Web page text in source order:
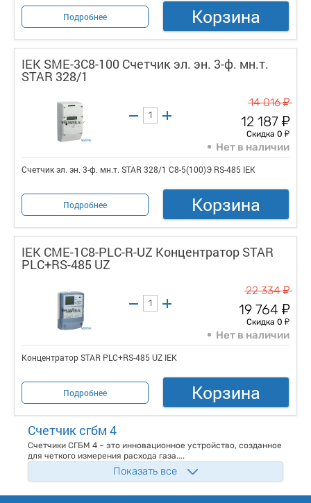
Подробнее Корзина
IEK SME-3C8-100 Счетчик эл. эн. 3-ф. мн.т.
STAR 328/1
14 016у
12 187 у
Скидка 0 у
Нет в наличии
Счетчик эл. эн. 3-ф. мн.т. STAR 328/1 С8-5(100)Э RS-485 IEK
Подробнее Корзина
IEK CME-1C8-PLC-R-UZ Концентратор STAR
PLC+RS-485 UZ
22 334у
19 764 у
Скидка 0 у
Нет в наличии
Концентратор STAR PLC+RS-485 UZ IEK
Подробнее Корзина
Счетчик сгбм 4
Счетчики СГБМ 4 – это инновационное устройство, созданное
для четкого измерения расхода газа....
Показать все